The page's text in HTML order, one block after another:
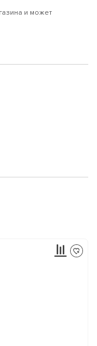
и может